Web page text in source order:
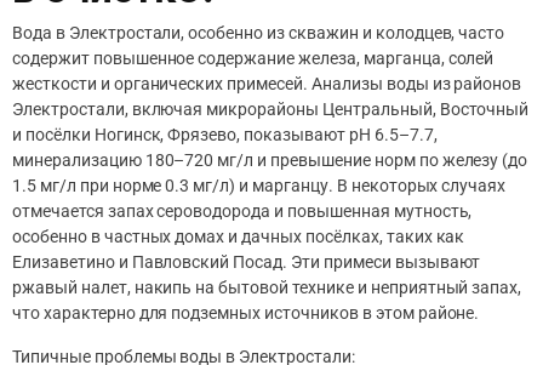
Вода в Электростали, особенно из скважин и колодцев, часто
содержит повышенное содержание железа, марганца, солей
жесткости и органических примесей. Анализы воды из районов
Электростали, включая микрорайоны Центральный, Восточный
и посёлки Ногинск, Фрязево, показывают pH 6.5–7.7,
минерализацию 180–720 мг/л и превышение норм по железу (до
1.5 мг/л при норме 0.3 мг/л) и марганцу. В некоторых случаях
отмечается запах сероводорода и повышенная мутность,
особенно в частных домах и дачных посёлках, таких как
Елизаветино и Павловский Посад. Эти примеси вызывают
ржавый налет, накипь на бытовой технике и неприятный запах,
что характерно для подземных источников в этом районе.
Типичные проблемы воды в Электростали: